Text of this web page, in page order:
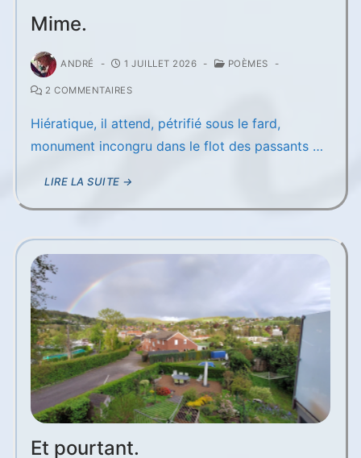
Mime.
ANDRÉ - 1 JUILLET 2026 - POÈMES -
2 COMMENTAIRES
Hiératique, il attend, pétrifié sous le fard,
monument incongru dans le flot des passants …
LIRE LA SUITE →
Et pourtant.